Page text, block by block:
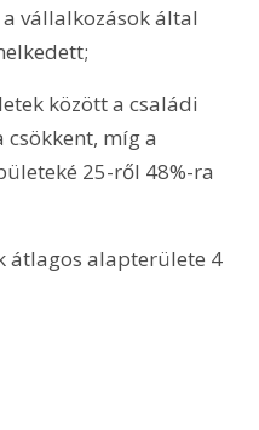
vállalkozások által
között a családi
míg a
25-ről 48%-ra
átlagos alapterülete 4